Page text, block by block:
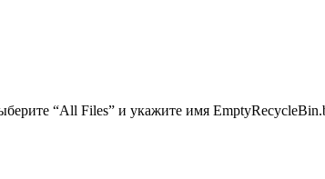
“All Files” и укажите имя